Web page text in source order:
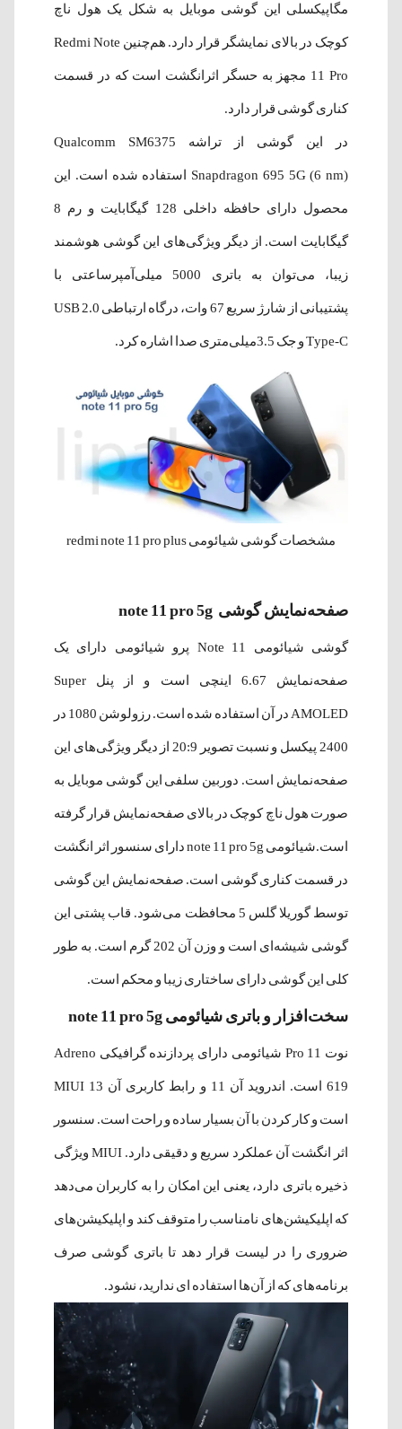
مگاپیکسلی این گوشی موبایل به شکل یک هول ناچ
کوچک در بالای نمایشگر قرار دارد. هم‌چنین Redmi Note
11 Pro مجهز به حسگر اثرانگشت است که در قسمت
کناری گوشی قرار دارد.
در این گوشی از تراشه Qualcomm SM6375
Snapdragon 695 5G (6 nm) استفاده شده‌ است. این
محصول دارای حافظه داخلی 128 گیگابایت و رم 8
گیگابایت است. از دیگر ویژگی‌های این گوشی هوشمند
زیبا، می‌توان به باتری 5000 میلی‌آمپرساعتی با
پشتیبانی از شارژ سریع 67 وات، درگاه ارتباطی 2.0 USB
Type-C و جک 3.5میلی‌متری صدا اشاره کرد.
مشخصات گوشی شیائومی redmi note 11 pro plus
صفحه‌نمایش گوشی note 11 pro 5g
گوشی شیائومی Note 11 پرو شیائومی دارای یک
صفحه‌نمایش 6.67 اینچی است و از پنل Super
AMOLED در آن استفاده شده‌ است. رزولوشن 1080 در
2400 پیکسل و نسبت تصویر 20:9 از دیگر ویژگی‌های این
صفحه‌نمایش است. دوربین سلفی این گوشی موبایل به
صورت هول ناچ کوچک در بالای صفحه‌نمایش قرار گرفته
است.شیائومی note 11 pro 5g دارای سنسور اثر انگشت
در قسمت کناری گوشی است. صفحه‌نمایش این گوشی
توسط گوریلا گلس 5 محافظت می‌شود. قاب پشتی این
گوشی شیشه‌ای است و وزن آن 202 گرم است. به طور
کلی این گوشی دارای ساختاری زیبا و محکم است.
سخت‌افزار و باتری شیائومی note 11 pro 5g
نوت 11 Pro شیائومی دارای پردازنده گرافیکی Adreno
619 است. اندروید آن 11 و رابط کاربری آن MIUI 13
است و کار کردن با آن بسیار ساده و راحت است. سنسور
اثر انگشت آن عملکرد سریع و دقیقی دارد. MIUI ویژگی
ذخیره باتری دارد، یعنی این امکان را به کاربران می‌دهد
که اپلیکیشن‌های نامناسب را متوقف کند و اپلیکیشن‌های
ضروری را در لیست قرار دهد تا باتری گوشی صرف
برنامه‌های که از آن‌ها استفاده ای ندارید، نشود.